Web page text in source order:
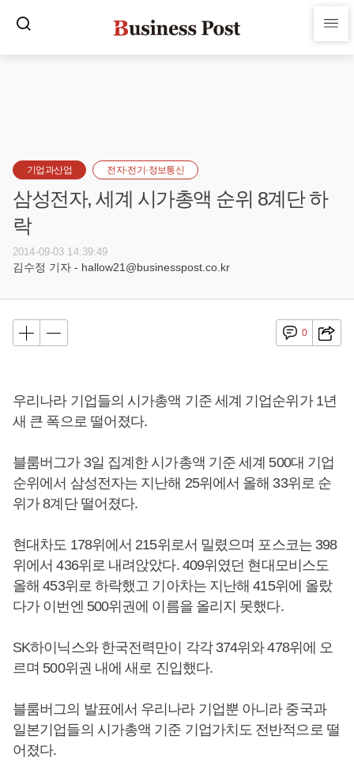
기업과산업 전자·전기·정보통신
삼성전자, 세계 시가총액 순위 8계단 하
락
2014-09-03 14:39:49
김수정 기자 - hallow21@businesspost.co.kr
0
우리나라 기업들의 시가총액 기준 세계 기업순위가 1년
새 큰 폭으로 떨어졌다.
블룸버그가 3일 집계한 시가총액 기준 세계 500대 기업
순위에서 삼성전자는 지난해 25위에서 올해 33위로 순
위가 8계단 떨어졌다.
현대차도 178위에서 215위로서 밀렸으며 포스코는 398
위에서 436위로 내려앉았다. 409위였던 현대모비스도
올해 453위로 하락했고 기아차는 지난해 415위에 올랐
다가 이번엔 500위권에 이름을 올리지 못했다.
SK하이닉스와 한국전력만이 각각 374위와 478위에 오
르며 500위권 내에 새로 진입했다.
블룸버그의 발표에서 우리나라 기업뿐 아니라 중국과
일본기업들의 시가총액 기준 기업가치도 전반적으로 떨
어졌다.